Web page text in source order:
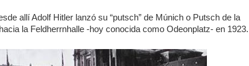
allí Adolf Hitler lanzó su “putsch” de Múnich o Putsch de la
la Feldherrnhalle -hoy conocida como Odeonplatz- en 1923.